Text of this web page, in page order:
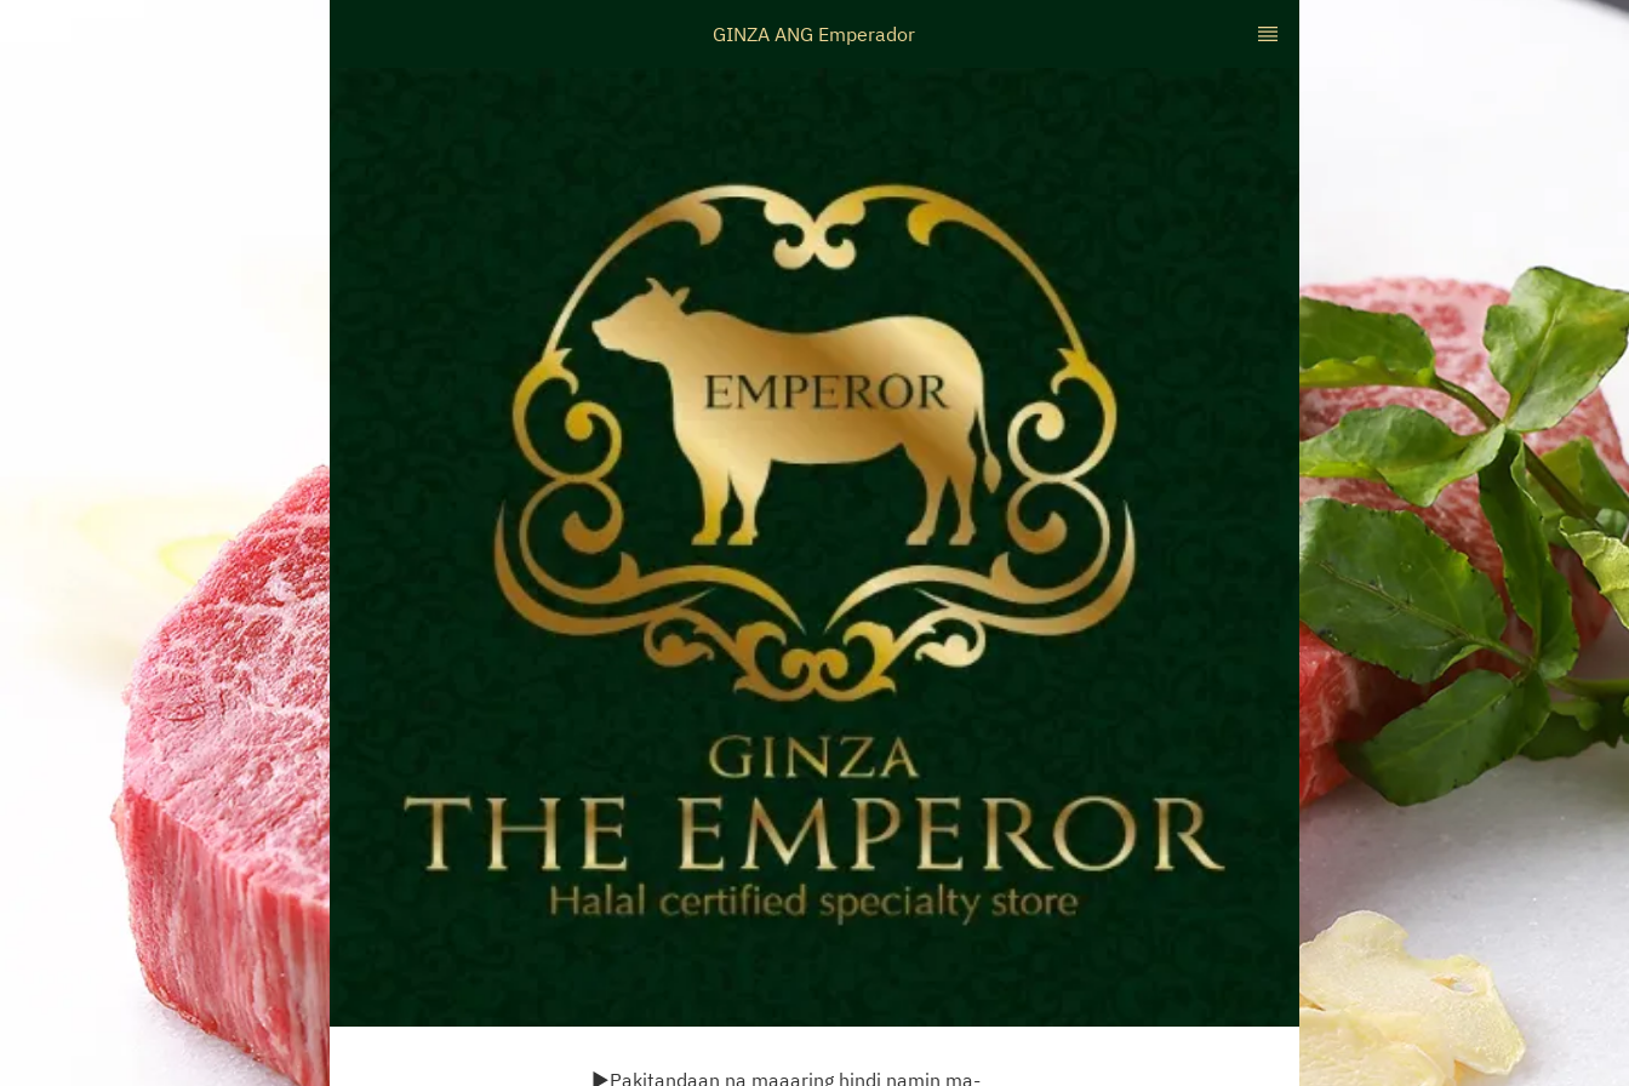
GINZA ANG Emperador
▶Pakitandaan na maaaring hindi namin ma-